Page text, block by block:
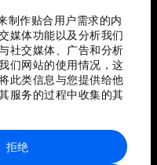
制作贴合用户需求的内
媒体功能以及分析我们
社交媒体、广告和分析
们网站的使用情况，这
此类信息与您提供给他
服务的过程中收集的其
拒绝